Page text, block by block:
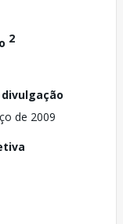
2
de 2009